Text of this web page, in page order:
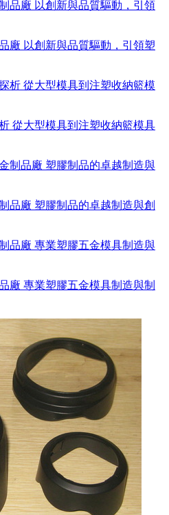
廠 以創新與品質驅動，引領塑
從大型模具到注塑收納籃模具
品廠 塑膠制品的卓越制造與創
廠 專業塑膠五金模具制造與制